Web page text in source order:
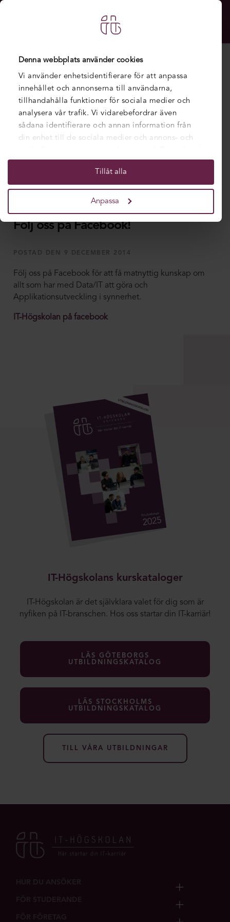
Denna webbplats använder cookies
Vi använder enhetsidentifierare för att anpassa
innehållet och annonserna till användarna,
tillhandahålla funktioner för sociala medier och
analysera vår trafik. Vi vidarebefordrar även
sådana identifierare och annan information från
din enhet till de sociala medier och annons- och
information som du har tillhandahållit eller som
de har samlat in när du har använt deras tjänster.
Tillåt alla
Anpassa
Följ oss på Facebook!
POSTAD DEN 9 DECEMBER 2014
Följ oss på Facebook för att få matnyttig kunskap om
allt som har med Data/IT att göra och
Applikationsutveckling i synnerhet.
IT-Högskolan på facebook
IT-Högskolans kurskataloger
IT-Högskolan är det självklara valet för dig som är
nyfiken på IT-branschen. Hos oss startar din IT-karriär!
LÄS GÖTEBORGS
UTBILDNINGSKATALOG
LÄS STOCKHOLMS
UTBILDNINGSKATALOG
TILL VÅRA UTBILDNINGAR